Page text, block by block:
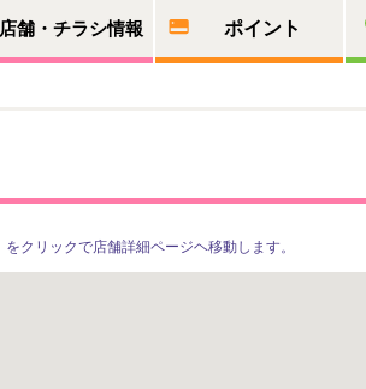
店舗・チラシ情報 ポイント
をクリックで店舗詳細ページヘ移動します。